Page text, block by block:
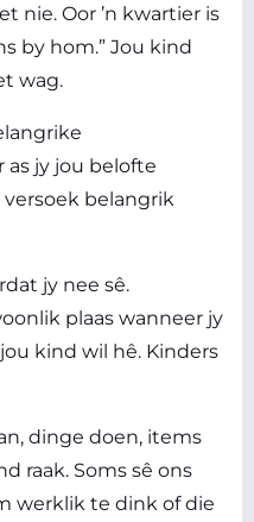
nie. Oor ’n kwartier is
by hom.” Jou kind
wag.
as jy jou belofte
belangrik
jy nee sê.
plaas wanneer jy
kind wil hê. Kinders
dinge doen, items
raak. Soms sê ons
werklik te dink of die